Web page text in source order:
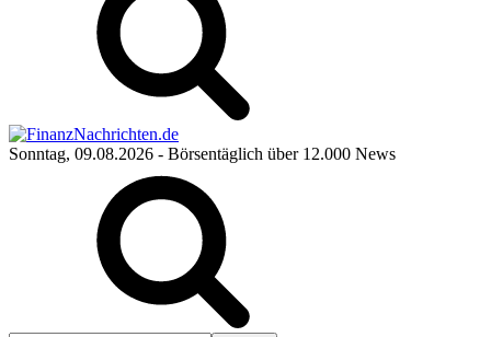
Sonntag, 09.08.2026 - Börsentäglich über 12.000 News